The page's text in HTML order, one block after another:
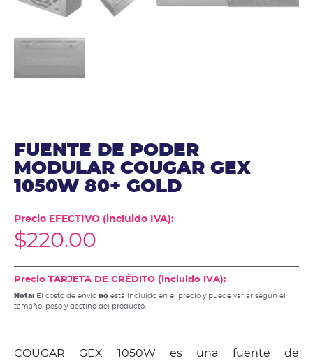
FUENTE DE PODER
MODULAR COUGAR GEX
1050W 80+ GOLD
Precio EFECTIVO (incluido IVA):
$220.00
Precio TARJETA DE CRÉDITO (incluido IVA):
Nota: El costo de envío no está incluido en el precio y puede variar según el
tamaño, peso y destino del producto.
COUGAR GEX 1050W es una fuente de